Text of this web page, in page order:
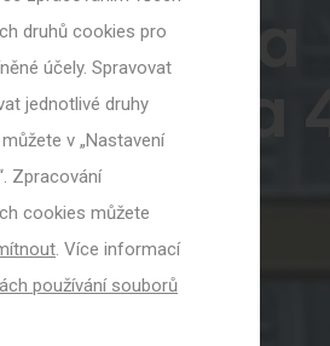
druhů cookies pro
účely. Spravovat
jednotlivé druhy
v „Nastavení
Zpracování
cookies můžete
. Více informací
používání souborů
škola